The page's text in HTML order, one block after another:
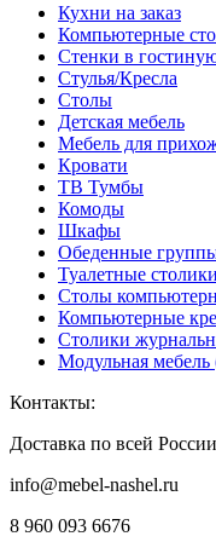
Кухни на заказ
Компьютерные
Стенки в
Стулья/Кресла
Столы
Детская мебель
Мебель для
Кровати
ТВ Тумбы
Комоды
Шкафы
Обеденные
Туалетные столики
Столы
Компьютерные
Столики
Модульная
Контакты:
Доставка по всей
info@mebel-nashel.ru
8 960 093 6676